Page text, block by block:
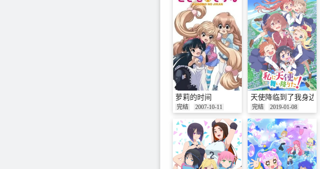
萝莉的时间
完结 2007-10-11
天使降临到了我身边！
完结 2019-01-08